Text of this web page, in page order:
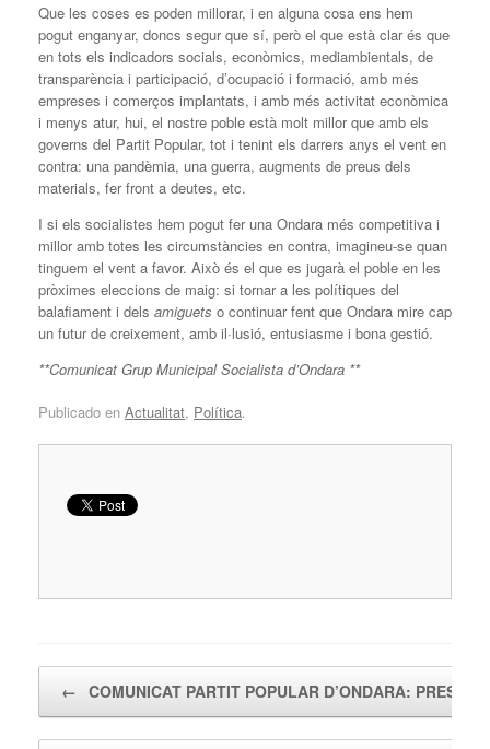
Que les coses es poden millorar, i en alguna cosa ens hem
pogut enganyar, doncs segur que sí, però el que està clar és que
en tots els indicadors socials, econòmics, mediambientals, de
transparència i participació, d’ocupació i formació, amb més
empreses i comerços implantats, i amb més activitat econòmica
i menys atur, hui, el nostre poble està molt millor que amb els
governs del Partit Popular, tot i tenint els darrers anys el vent en
contra: una pandèmia, una guerra, augments de preus dels
materials, fer front a deutes, etc.
I si els socialistes hem pogut fer una Ondara més competitiva i
millor amb totes les circumstàncies en contra, imagineu-se quan
tinguem el vent a favor. Això és el que es jugarà el poble en les
pròximes eleccions de maig: si tornar a les polítiques del
balafiament i dels amiguets o continuar fent que Ondara mire cap
un futur de creixement, amb il·lusió, entusiasme i bona gestió.
**Comunicat Grup Municipal Socialista d’Ondara **
Publicado en Actualitat, Política.
← COMUNICAT PARTIT POPULAR D’ONDARA: